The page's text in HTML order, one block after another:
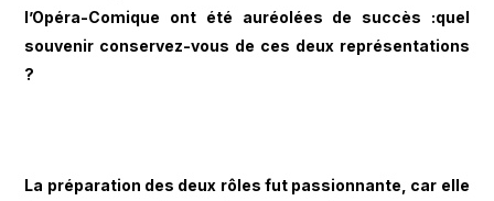
l’Opéra-Comique ont été auréolées de succès :quel
souvenir conservez-vous de ces deux représentations
?
La préparation des deux rôles fut passionnante, car elle